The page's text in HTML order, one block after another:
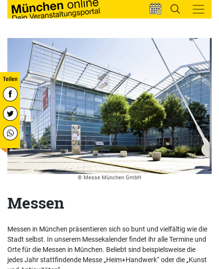
© Messe München GmbH
Messen
Messen in München präsentieren sich so bunt und vielfältig wie die
Stadt selbst. In unserem Messekalender findet ihr alle Termine und
Orte für die Messen in München. Beliebt sind beispielsweise die
jedes Jahr stattfindende Messe „Heim+Handwerk“ oder die „Kunst